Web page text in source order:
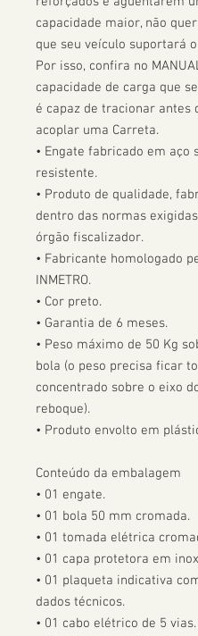
capacidade maior, não
que seu veículo suportará
Por isso, confira no
capacidade de carga que
é capaz de tracionar antes
acoplar uma Carreta.
• Engate fabricado em aço
resistente.
• Produto de qualidade,
dentro das normas
órgão fiscalizador.
• Fabricante homologado
INMETRO.
• Cor preto.
• Garantia de 6 meses.
• Peso máximo de 50 Kg
bola (o peso precisa ficar
concentrado sobre o eixo
reboque).
• Produto envolto em
Conteúdo da embalagem
• 01 engate.
• 01 bola 50 mm cromada.
• 01 tomada elétrica
• 01 capa protetora em
• 01 plaqueta indicativa
dados técnicos.
• 01 cabo elétrico de 5 vias.